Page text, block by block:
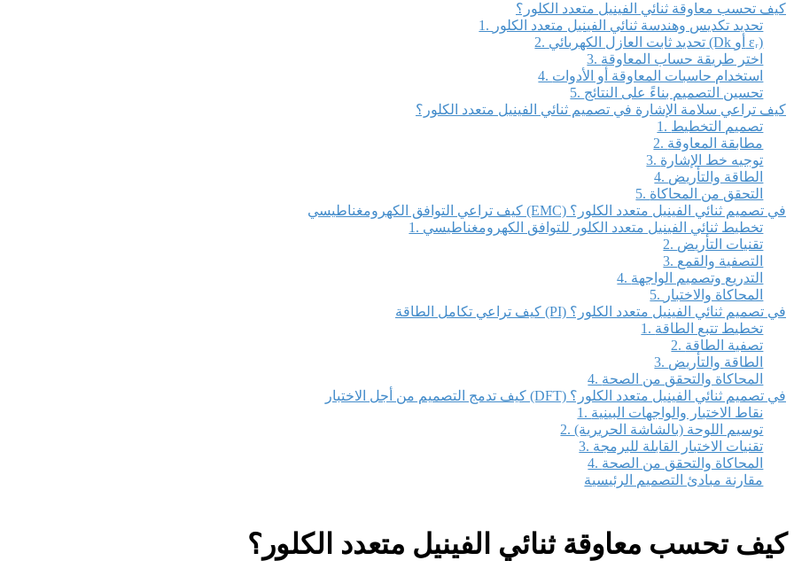
كيف تحسب معاوقة ثنائي الفينيل متعدد الكلور؟
1. تحديد تكديس وهندسة ثنائي الفينيل متعدد الكلور
2. تحديد ثابت العازل الكهربائي (Dk أو εᵣ)
3. اختر طريقة حساب المعاوقة
4. استخدام حاسبات المعاوقة أو الأدوات
5. تحسين التصميم بناءً على النتائج
كيف تراعي سلامة الإشارة في تصميم ثنائي الفينيل متعدد الكلور؟
1. تصميم التخطيط
2. مطابقة المعاوقة
3. توجيه خط الإشارة
4. الطاقة والتأريض
5. التحقق من المحاكاة
كيف تراعي التوافق الكهرومغناطيسي (EMC) في تصميم ثنائي الفينيل متعدد الكلور؟
1. تخطيط ثنائي الفينيل متعدد الكلور للتوافق الكهرومغناطيسي
2. تقنيات التأريض
3. التصفية والقمع
4. التدريع وتصميم الواجهة
5. المحاكاة والاختبار
كيف تراعي تكامل الطاقة (PI) في تصميم ثنائي الفينيل متعدد الكلور؟
1. تخطيط تتبع الطاقة
2. تصفية الطاقة
3. الطاقة والتأريض
4. المحاكاة والتحقق من الصحة
كيف تدمج التصميم من أجل الاختبار (DFT) في تصميم ثنائي الفينيل متعدد الكلور؟
1. نقاط الاختبار والواجهات البينية
2. توسيم اللوحة (بالشاشة الحريرية)
3. تقنيات الاختبار القابلة للبرمجة
4. المحاكاة والتحقق من الصحة
مقارنة مبادئ التصميم الرئيسية
كيف تحسب معاوقة ثنائي الفينيل متعدد الكلور؟